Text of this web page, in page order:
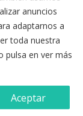
220
n
c
a
m
Si
anuncios
adaptarnos a
toda nuestra
pulsa en ver más
Aceptar